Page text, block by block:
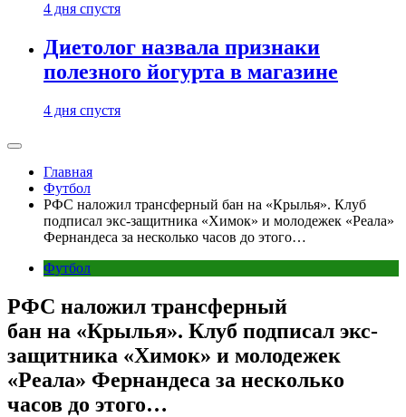
4 дня спустя
Диетолог назвала признаки
полезного йогурта в магазине
4 дня спустя
Главная
Футбол
РФС наложил трансферный бан на «Крылья». Клуб
подписал экс-защитника «Химок» и молодежек «Реала»
Фернандеса за несколько часов до этого…
Футбол
РФС наложил трансферный
бан на «Крылья». Клуб подписал экс-
защитника «Химок» и молодежек
«Реала» Фернандеса за несколько
часов до этого…